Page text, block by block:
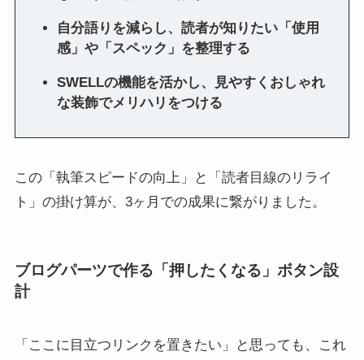
自分語りを減らし、読者が知りたい「使用
感」や「スペック」を整理する
SWELLの機能を活かし、見やすくおしゃれ
な装飾でメリハリをつける
この「執筆スピードの向上」と「読者目線のリライ
ト」の掛け算が、3ヶ月での成果に繋がりました。
ブログパーツで作る「押したくなる」ボタン設
計
「ここに目立つリンクを置きたい」と思っても、これ